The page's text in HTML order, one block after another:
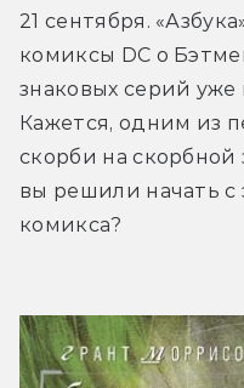
21 сентября.
комиксы DC о
знаковых серий уже
Кажется, одним из
скорби на
вы решили начать с
комикса?